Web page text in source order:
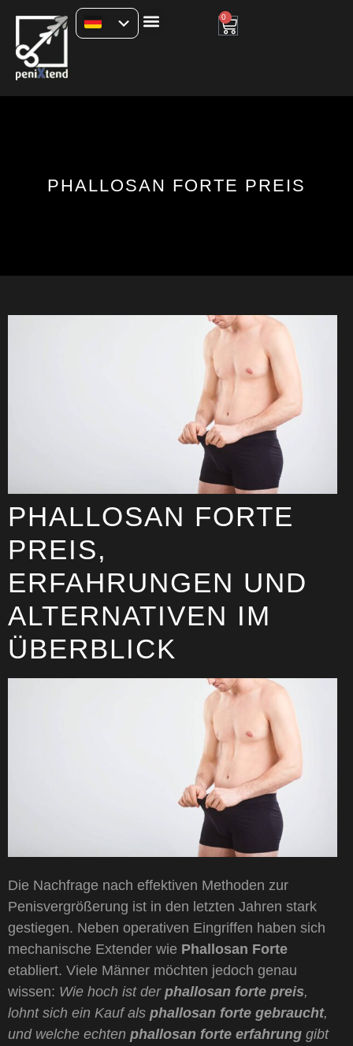
0
PHALLOSAN FORTE PREIS
PHALLOSAN FORTE
PREIS​,
ERFAHRUNGEN UND
ALTERNATIVEN IM
ÜBERBLICK
Die Nachfrage nach effektiven Methoden zur
Penisvergrößerung ist in den letzten Jahren stark
gestiegen. Neben operativen Eingriffen haben sich
mechanische Extender wie Phallosan Forte
etabliert. Viele Männer möchten jedoch genau
wissen: Wie hoch ist der phallosan forte preis,
lohnt sich ein Kauf als phallosan forte gebraucht,
und welche echten phallosan forte erfahrung gibt